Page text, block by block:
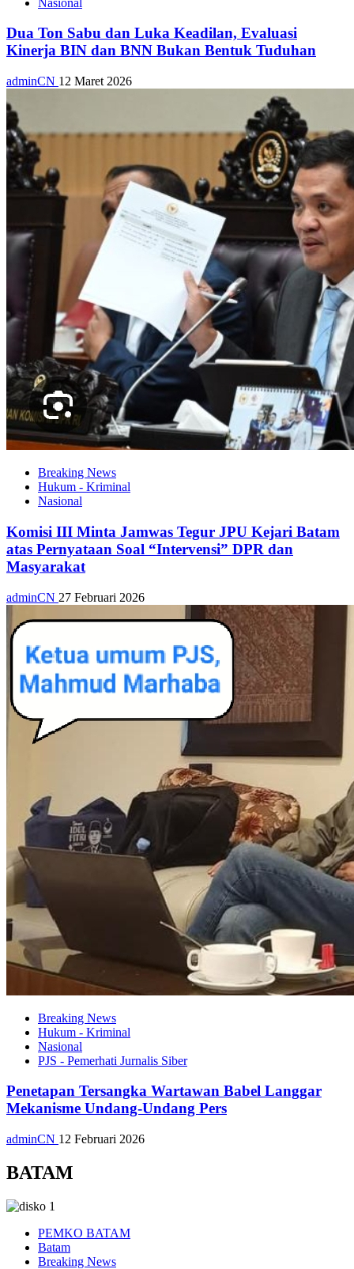
Dua Ton Sabu dan Luka Keadilan, Evaluasi
Kinerja BIN dan BNN Bukan Bentuk Tuduhan
adminCN 12 Maret 2026
Breaking News
Hukum - Kriminal
Nasional
Komisi III Minta Jamwas Tegur JPU Kejari Batam
atas Pernyataan Soal “Intervensi” DPR dan
Masyarakat
adminCN 27 Februari 2026
Breaking News
Hukum - Kriminal
Nasional
PJS - Pemerhati Jurnalis Siber
Penetapan Tersangka Wartawan Babel Langgar
Mekanisme Undang-Undang Pers
adminCN 12 Februari 2026
BATAM
PEMKO BATAM
Batam
Breaking News